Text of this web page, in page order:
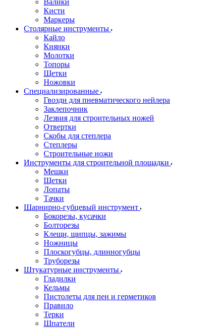
Валики
Кисти
Маркеры
Столярные инструменты
Кайло
Киянки
Молотки
Топоры
Щетки
Ножовки
Специализированные
Гвозди для пневматического нейлера
Заклепочник
Лезвия для строительных ножей
Отвертки
Скобы для степлера
Степлеры
Строительные ножи
Инструменты для строительной площадки
Мешки
Щетки
Лопаты
Тачки
Шарнирно-губцевый инструмент
Бокорезы, кусачки
Болторезы
Клещи, щипцы, зажимы
Ножницы
Плоскогубцы, длинногубцы
Труборезы
Штукатурные инструменты
Гладилки
Кельмы
Пистолеты для пен и герметиков
Правило
Терки
Шпатели